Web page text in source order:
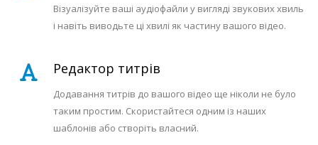
Візуалізуйте ваші аудіофайли у вигляді звукових хвиль
і навіть виводьте ці хвилі як частину вашого відео.
Редактор титрів
Додавання титрів до вашого відео ще ніколи не було
таким простим. Скористайтеся одним із наших
шаблонів або створіть власний.